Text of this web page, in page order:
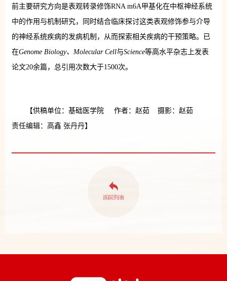
前主要研究方向是表观转录修饰RNA m6A甲基化在中枢神经系统
中的作用与机制研究，同时结合临床探讨这类表观修饰参与介导
的神经系统疾病的发病机制，从而探索相关疾病的干预策略。已
在Genome Biology、Molecular Cell与Science等高水平杂志上发表
论文20余篇，总引用次数大于1500次。
【供稿单位：基础医学院 作者：赵茹 摄影：赵茹
责任编辑：高鑫 张丹丹】